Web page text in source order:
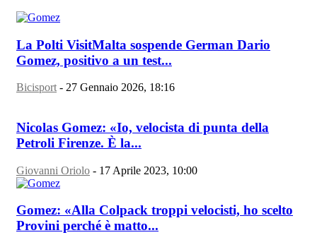
La Polti VisitMalta sospende German Dario
Gomez, positivo a un test...
Bicisport - 27 Gennaio 2026, 18:16
Nicolas Gomez: «Io, velocista di punta della
Petroli Firenze. È la...
Giovanni Oriolo - 17 Aprile 2023, 10:00
Gomez: «Alla Colpack troppi velocisti, ho scelto
Provini perché è matto...